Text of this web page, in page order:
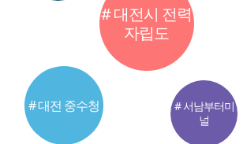
# 대전시 전력
자립도
# 대전 중수청
# 서남부터미
널